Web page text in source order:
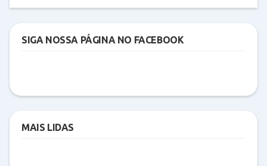
SIGA NOSSA PÁGINA NO FACEBOOK
MAIS LIDAS